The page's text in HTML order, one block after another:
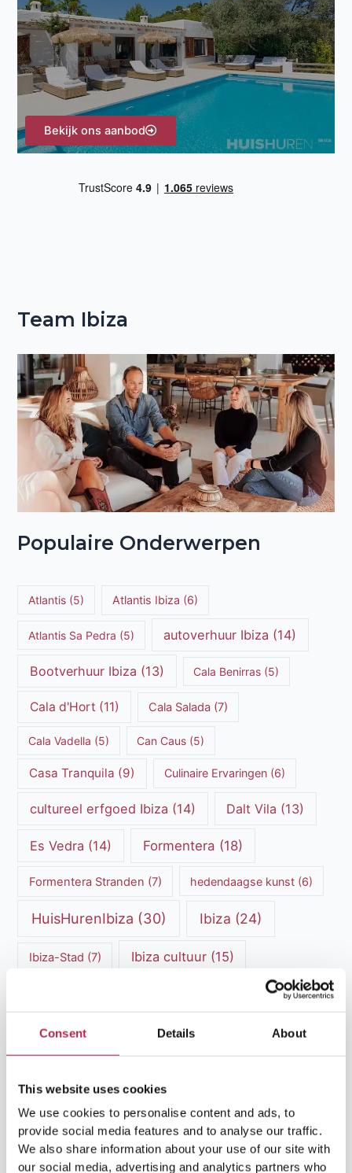
Consent Details About
This website uses cookies
We use cookies to personalise content and ads, to
provide social media features and to analyse our traffic.
We also share information about your use of our site with
our social media, advertising and analytics partners who
a
r
:
Bekijk ons aanbod
Team Ibiza
Populaire Onderwerpen
Atlantis (5) Atlantis Ibiza (6)
Atlantis Sa Pedra (5) autoverhuur Ibiza (14)
Bootverhuur Ibiza (13) Cala Benirras (5)
Cala d'Hort (11) Cala Salada(7)
Cala Vadella (5) Can Caus (5)
Casa Tranquila (9) Culinaire Ervaringen(6)
cultureel erfgoed Ibiza (14) Dalt Vila (13)
Es Vedra (14) Formentera (18)
Formentera Stranden (7) hedendaagse kunst(6)
HuisHurenIbiza (30) Ibiza (24)
Ibiza-Stad (7) Ibiza cultuur(15)
Ibiza nachtleven(12)
Ibiza Reisgids Ibiza reistips
Ibiza restaurants(9) Ibiza stranden(7)
ibiza vakantie(14)
Ibiza Villa Verhuur(6) luxe vakantie(5)
Luxe villa's Ibiza(43) luxe villas(13)